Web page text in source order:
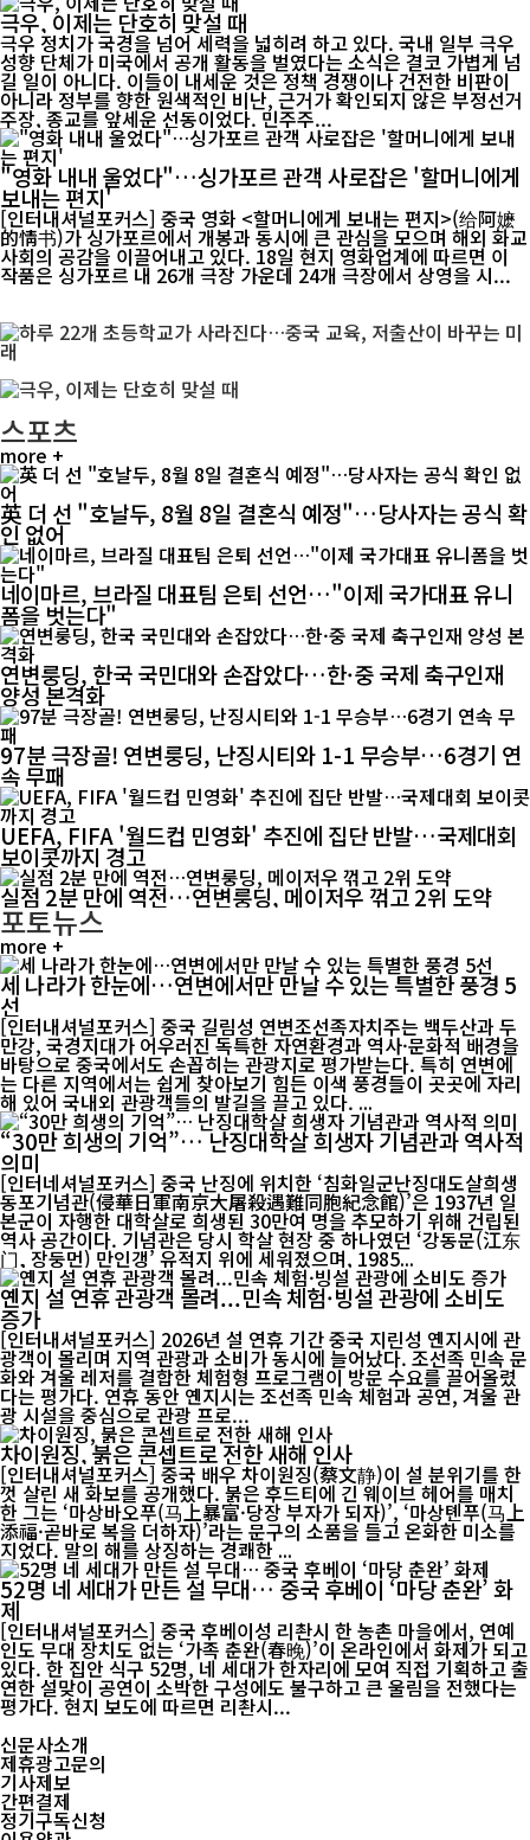
극우, 이제는 단호히 맞설 때
극우 정치가 국경을 넘어 세력을 넓히려 하고 있다. 국내 일부 극우
성향 단체가 미국에서 공개 활동을 벌였다는 소식은 결코 가볍게 넘
길 일이 아니다. 이들이 내세운 것은 정책 경쟁이나 건전한 비판이
아니라 정부를 향한 원색적인 비난, 근거가 확인되지 않은 부정선거
주장, 종교를 앞세운 선동이었다. 민주주...
"영화 내내 울었다"…싱가포르 관객 사로잡은 '할머니에게
보내는 편지'
[인터내셔널포커스] 중국 영화 <할머니에게 보내는 편지>(给阿嬷
的情书)가 싱가포르에서 개봉과 동시에 큰 관심을 모으며 해외 화교
사회의 공감을 이끌어내고 있다. 18일 현지 영화업계에 따르면 이
작품은 싱가포르 내 26개 극장 가운데 24개 극장에서 상영을 시...
스포츠
more +
英 더 선 "호날두, 8월 8일 결혼식 예정"…당사자는 공식 확
인 없어
네이마르, 브라질 대표팀 은퇴 선언…"이제 국가대표 유니
폼을 벗는다"
연변룽딩, 한국 국민대와 손잡았다…한·중 국제 축구인재
양성 본격화
97분 극장골! 연변룽딩, 난징시티와 1-1 무승부…6경기 연
속 무패
UEFA, FIFA '월드컵 민영화' 추진에 집단 반발…국제대회
보이콧까지 경고
실점 2분 만에 역전…연변룽딩, 메이저우 꺾고 2위 도약
포토뉴스
more +
세 나라가 한눈에…연변에서만 만날 수 있는 특별한 풍경 5
선
[인터내셔널포커스] 중국 길림성 연변조선족자치주는 백두산과 두
만강, 국경지대가 어우러진 독특한 자연환경과 역사·문화적 배경을
바탕으로 중국에서도 손꼽히는 관광지로 평가받는다. 특히 연변에
는 다른 지역에서는 쉽게 찾아보기 힘든 이색 풍경들이 곳곳에 자리
해 있어 국내외 관광객들의 발길을 끌고 있다. ...
“30만 희생의 기억”… 난징대학살 희생자 기념관과 역사적
의미
[인터네셔널포커스] 중국 난징에 위치한 ‘침화일군난징대도살희생
동포기념관(侵華日軍南京大屠殺遇難同胞紀念館)’은 1937년 일
본군이 자행한 대학살로 희생된 30만여 명을 추모하기 위해 건립된
역사 공간이다. 기념관은 당시 학살 현장 중 하나였던 ‘강동문(江东
门, 장둥먼) 만인갱’ 유적지 위에 세워졌으며, 1985...
옌지 설 연휴 관광객 몰려...민속 체험·빙설 관광에 소비도
증가
[인터내셔널포커스] 2026년 설 연휴 기간 중국 지린성 옌지시에 관
광객이 몰리며 지역 관광과 소비가 동시에 늘어났다. 조선족 민속 문
화와 겨울 레저를 결합한 체험형 프로그램이 방문 수요를 끌어올렸
다는 평가다. 연휴 동안 옌지시는 조선족 민속 체험과 공연, 겨울 관
광 시설을 중심으로 관광 프로...
차이원징, 붉은 콘셉트로 전한 새해 인사
[인터내셔널포커스] 중국 배우 차이원징(蔡文静)이 설 분위기를 한
껏 살린 새 화보를 공개했다. 붉은 후드티에 긴 웨이브 헤어를 매치
한 그는 ‘마상바오푸(马上暴富·당장 부자가 되자)’, ‘마상톈푸(马上
添福·곧바로 복을 더하자)’라는 문구의 소품을 들고 온화한 미소를
지었다. 말의 해를 상징하는 경쾌한 ...
52명 네 세대가 만든 설 무대… 중국 후베이 ‘마당 춘완’ 화
제
[인터내셔널포커스] 중국 후베이성 리촨시 한 농촌 마을에서, 연예
인도 무대 장치도 없는 ‘가족 춘완(春晚)’이 온라인에서 화제가 되고
있다. 한 집안 식구 52명, 네 세대가 한자리에 모여 직접 기획하고 출
연한 설맞이 공연이 소박한 구성에도 불구하고 큰 울림을 전했다는
평가다. 현지 보도에 따르면 리촨시...
신문사소개
제휴광고문의
기사제보
간편결제
정기구독신청